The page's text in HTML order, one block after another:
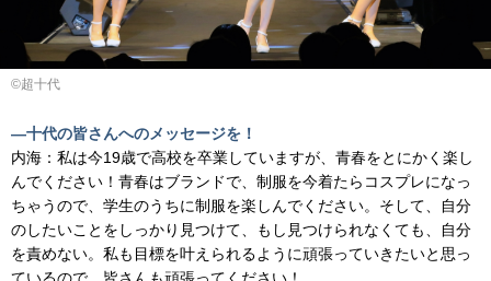
©超十代
―十代の皆さんへのメッセージを！
内海：私は今19歳で高校を卒業していますが、青春をとにかく楽し
んでください！青春はブランドで、制服を今着たらコスプレになっ
ちゃうので、学生のうちに制服を楽しんでください。そして、自分
のしたいことをしっかり見つけて、もし見つけられなくても、自分
を責めない。私も目標を叶えられるように頑張っていきたいと思っ